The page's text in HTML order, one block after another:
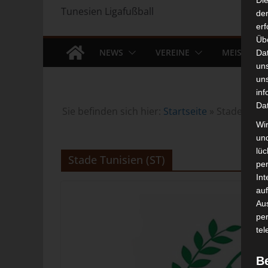
Tunesien Ligafußball
NEWS VEREINE
Sie befinden sich hier: Startseite » Stade
Stade Tunisien (ST)